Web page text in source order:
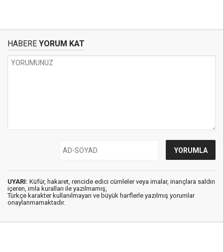
HABERE YORUM KAT
UYARI: Küfür, hakaret, rencide edici cümleler veya imalar, inançlara saldırı
içeren, imla kuralları ile yazılmamış,
Türkçe karakter kullanılmayan ve büyük harflerle yazılmış yorumlar
onaylanmamaktadır.